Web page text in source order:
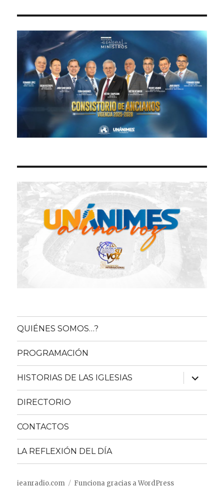
QUIÉNES SOMOS…?
PROGRAMACIÓN
HISTORIAS DE LAS IGLESIAS
expande
el
menú
DIRECTORIO
CONTACTOS
LA REFLEXIÓN DEL DÍA
ieanradio.com Funciona gracias a WordPress